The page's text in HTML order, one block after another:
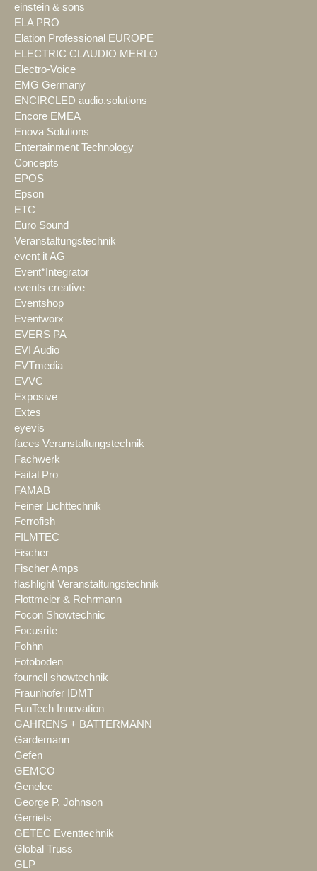
einstein & sons
ELA PRO
Elation Professional EUROPE
ELECTRIC CLAUDIO MERLO
Electro-Voice
EMG Germany
ENCIRCLED audio.solutions
Encore EMEA
Enova Solutions
Entertainment Technology
Concepts
EPOS
Epson
ETC
Euro Sound
Veranstaltungstechnik
event it AG
Event*Integrator
events creative
Eventshop
Eventworx
EVERS PA
EVI Audio
EVTmedia
EVVC
Exposive
Extes
eyevis
faces Veranstaltungstechnik
Fachwerk
Faital Pro
FAMAB
Feiner Lichttechnik
Ferrofish
FILMTEC
Fischer
Fischer Amps
flashlight Veranstaltungstechnik
Flottmeier & Rehrmann
Focon Showtechnic
Focusrite
Fohhn
Fotoboden
fournell showtechnik
Fraunhofer IDMT
FunTech Innovation
GAHRENS + BATTERMANN
Gardemann
Gefen
GEMCO
Genelec
George P. Johnson
Gerriets
GETEC Eventtechnik
Global Truss
GLP